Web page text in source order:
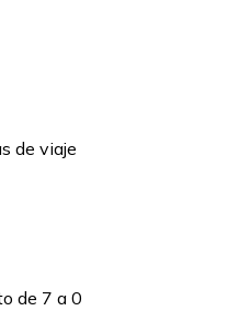
de viaje
de 7 a 0